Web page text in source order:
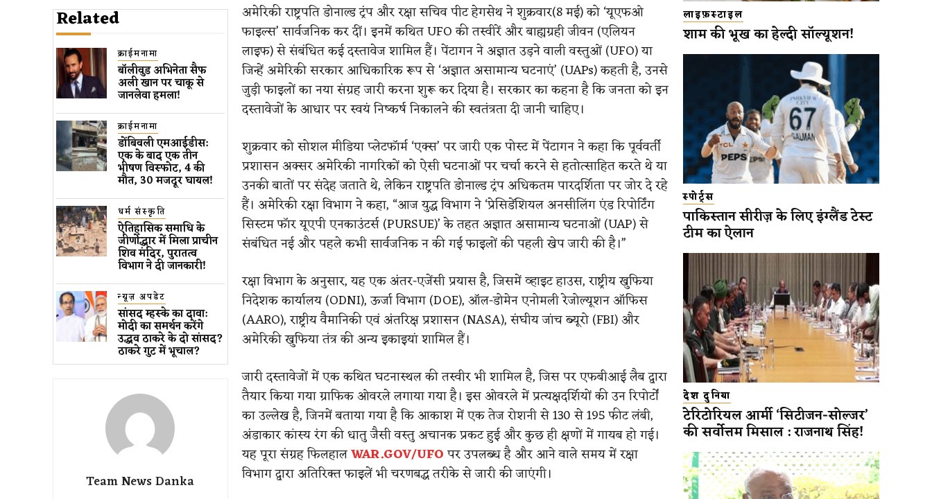
Related
क्राईमनामा
बॉलीवुड​ अभिनेता सैफ
अली खान पर चाकू से ​
जानलेवा हमला​!
क्राईमनामा
डोंबिवली एमआईडीस:
एक के बाद एक तीन
भीषण विस्फोट, 4 की
मौत, 30 मजदूर घायल!
धर्म संस्कृति
ऐतिहासिक समाधि के
जीर्णोद्धार में मिला प्राचीन
शिव मंदिर, पुरातत्व
विभाग ने दी जानकारी!
न्यूज़ अपडेट
सांसद म्हस्के का दावा:
मोदी का समर्थन करेंगे
उद्धव ठाकरे के दो सांसद?
ठाकरे गुट में भूचाल?
Team News Danka
अमेरिकी राष्ट्रपति डोनाल्ड ट्रंप और रक्षा सचिव पीट हेगसेथ ने शुक्रवार(8 मई) को ‘यूएफओ
फाइल्स’ सार्वजनिक कर दीं। इनमें कथित UFO की तस्वीरें और बाह्यग्रही जीवन (एलियन
लाइफ) से संबंधित कई दस्तावेज शामिल हैं। पेंटागन ने अज्ञात उड़ने वाली वस्तुओं (UFO) या
जिन्हें अमेरिकी सरकार आधिकारिक रूप से ‘अज्ञात असामान्य घटनाएं’ (UAPs) कहती है, उनसे
जुड़ी फाइलों का नया संग्रह जारी करना शुरू कर दिया है। सरकार का कहना है कि जनता को इन
दस्तावेजों के आधार पर स्वयं निष्कर्ष निकालने की स्वतंत्रता दी जानी चाहिए।
शुक्रवार को सोशल मीडिया प्लेटफॉर्म ‘एक्स’ पर जारी एक पोस्ट में पेंटागन ने कहा कि पूर्ववर्ती
प्रशासन अक्सर अमेरिकी नागरिकों को ऐसी घटनाओं पर चर्चा करने से हतोत्साहित करते थे या
उनकी बातों पर संदेह जताते थे, लेकिन राष्ट्रपति डोनाल्ड ट्रंप अधिकतम पारदर्शिता पर जोर दे रहे
हैं। अमेरिकी रक्षा विभाग ने कहा, “आज युद्ध विभाग ने ‘प्रेसिडेंशियल अनसीलिंग एंड रिपोर्टिंग
सिस्टम फॉर यूएपी एनकाउंटर्स (PURSUE)’ के तहत अज्ञात असामान्य घटनाओं (UAP) से
संबंधित नई और पहले कभी सार्वजनिक न की गई फाइलों की पहली खेप जारी की है।”
रक्षा विभाग के अनुसार, यह एक अंतर-एजेंसी प्रयास है, जिसमें व्हाइट हाउस, राष्ट्रीय खुफिया
निदेशक कार्यालय (ODNI), ऊर्जा विभाग (DOE), ऑल-डोमेन एनोमली रेजोल्यूशन ऑफिस
(AARO), राष्ट्रीय वैमानिकी एवं अंतरिक्ष प्रशासन (NASA), संघीय जांच ब्यूरो (FBI) और
अमेरिकी खुफिया तंत्र की अन्य इकाइयां शामिल हैं।
जारी दस्तावेजों में एक कथित घटनास्थल की तस्वीर भी शामिल है, जिस पर एफबीआई लैब द्वारा
तैयार किया गया ग्राफिक ओवरले लगाया गया है। इस ओवरले में प्रत्यक्षदर्शियों की उन रिपोर्टों
का उल्लेख है, जिनमें बताया गया है कि आकाश में एक तेज रोशनी से 130 से 195 फीट लंबी,
अंडाकार कांस्य रंग की धातु जैसी वस्तु अचानक प्रकट हुई और कुछ ही क्षणों में गायब हो गई।
यह पूरा संग्रह फिलहालWAR.GOV/UFOपर उपलब्ध है और आने वाले समय में रक्षा
विभाग द्वारा अतिरिक्त फाइलें भी चरणबद्ध तरीके से जारी की जाएंगी।
लाइफ़स्टाइल
शाम की भूख का हेल्दी सॉल्यूशन!
स्पोर्ट्स
पाकिस्तान सीरीज़ के लिए इंग्लैंड टेस्ट
टीम का ऐलान
देश दुनिया
टेरिटोरियल आर्मी ‘सिटीजन-सोल्जर’
की सर्वोत्तम मिसाल : राजनाथ सिंह!